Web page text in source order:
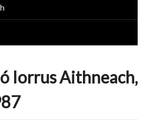
Iorrus Aithneach,